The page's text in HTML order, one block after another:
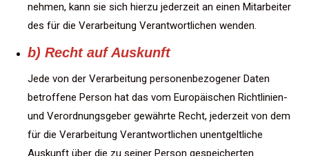
nehmen, kann sie sich hierzu jederzeit an einen Mitarbeiter
des für die Verarbeitung Verantwortlichen wenden.
b) Recht auf Auskunft
Jede von der Verarbeitung personenbezogener Daten
betroffene Person hat das vom Europäischen Richtlinien-
und Verordnungsgeber gewährte Recht, jederzeit von dem
für die Verarbeitung Verantwortlichen unentgeltliche
Auskunft über die zu seiner Person gespeicherten